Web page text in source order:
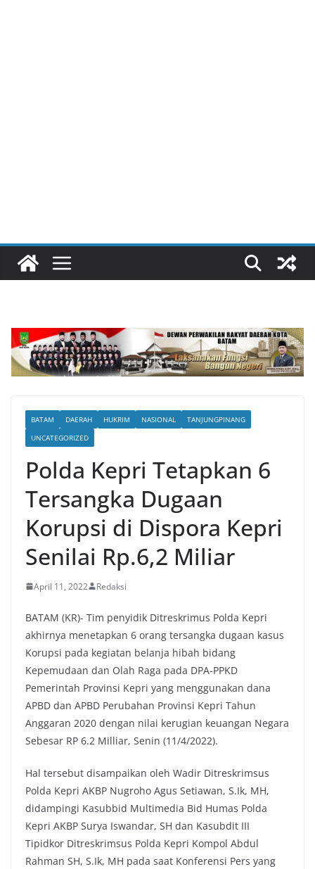
BATAM DAERAH HUKRIM NASIONAL
TANJUNGPINANG
UNCATEGORIZED
Polda Kepri Tetapkan 6
Tersangka Dugaan
Korupsi di Dispora Kepri
Senilai Rp.6,2 Miliar
April 11, 2022 Redaksi
BATAM (KR)- Tim penyidik Ditreskrimus Polda Kepri
akhirnya menetapkan 6 orang tersangka dugaan kasus
Korupsi pada kegiatan belanja hibah bidang
Kepemudaan dan Olah Raga pada DPA-PPKD
Pemerintah Provinsi Kepri yang menggunakan dana
APBD dan APBD Perubahan Provinsi Kepri Tahun
Anggaran 2020 dengan nilai kerugian keuangan Negara
Sebesar RP 6.2 Milliar, Senin (11/4/2022).
Hal tersebut disampaikan oleh Wadir Ditreskrimsus
Polda Kepri AKBP Nugroho Agus Setiawan, S.Ik, MH,
didampingi Kasubbid Multimedia Bid Humas Polda
Kepri AKBP Surya Iswandar, SH dan Kasubdit III
Tipidkor Ditreskrimsus Polda Kepri Kompol Abdul
Rahman SH, S.Ik, MH pada saat Konferensi Pers yang